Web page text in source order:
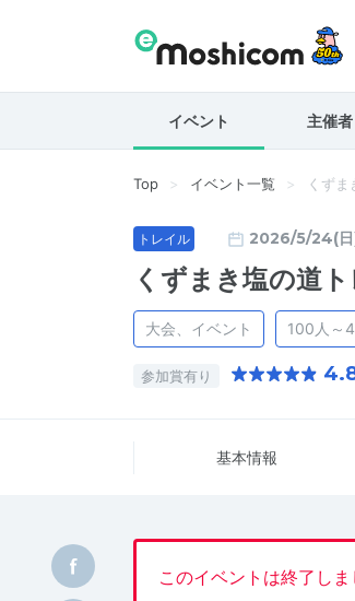
イベント 主催者
Top イベント一覧 くずま
トレイル 2026/5/24(
くずまき塩の道ト
大会、イベント 100人～
参加賞有り
基本情報
このイベントは終了しま